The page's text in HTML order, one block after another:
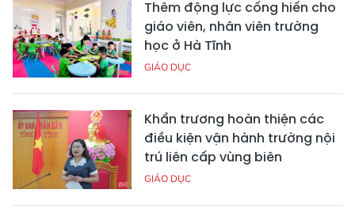
Thêm động lực cống hiến cho
giáo viên, nhân viên trường
học ở Hà Tĩnh
GIÁO DỤC
Khẩn trương hoàn thiện các
điều kiện vận hành trường nội
trú liên cấp vùng biên
GIÁO DỤC